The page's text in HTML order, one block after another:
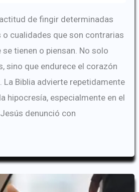
de fingir determinadas
cualidades que son contrarias
tienen o piensan. No solo
sino que endurece el corazón
La Biblia advierte repetidamente
hipocresía, especialmente en el
denunció con